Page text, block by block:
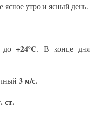
ясное утро и ясный день.
до+24°C. В конце дня
3 м/с.
ст.